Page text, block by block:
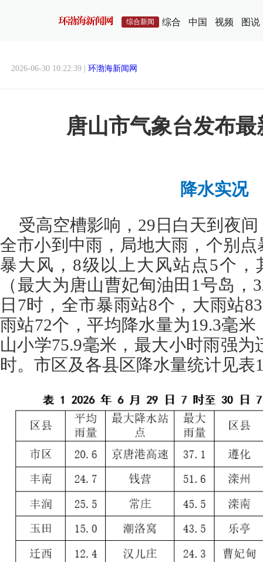
综合新闻 综合 中国 视频 图说
2026-06-30 10:22:39 | 环渤海新闻网
唐山市气象台发布
降水实况
受高空槽影响，29日白天到夜
全市小到中雨，局地大雨，个别
暴大风，8级以上大风站点5个，
（最大为唐山曹妃甸油田1号岛，
日7时，全市暴雨站8个，大雨站
雨站72个，平均降水量为19.3毫
山小学75.9毫米，最大小时雨强为
时。市区及各县区降水量统计见表